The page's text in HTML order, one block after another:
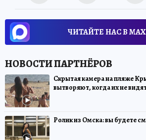
ЧИТАЙТЕ НАС В
Скрытая камера на пляже
вытворяют, когда их не
Ролик из Омска: вы будете